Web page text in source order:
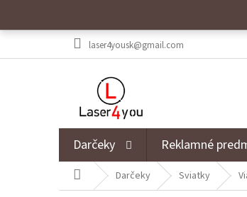
laser4yousk@gmail.com
Darčeky Reklamné
DomovDarčeky Sviatky